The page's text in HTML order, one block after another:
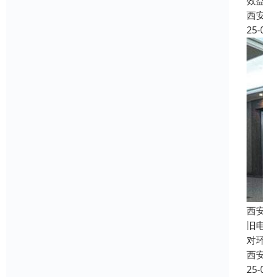
西
25-
西
旧
对
西
25-